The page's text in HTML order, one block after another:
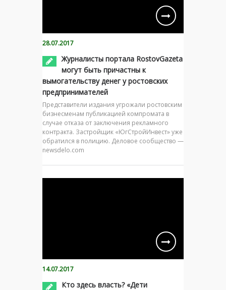
28.07.2017
Журналисты портала RostovGazeta
могут быть причастны к
вымогательству денег у ростовских
предпринимателей
Представители издания угрожали ростовским
бизнесменам публикацией компромата в
случае отказа от заключения рекламного
контракта. Застройщик «ЮгСтройИнвест» уже
обратился в полицию. Деловое сообщество —
newsdelo.com
14.07.2017
Кто здесь власть? «Дети